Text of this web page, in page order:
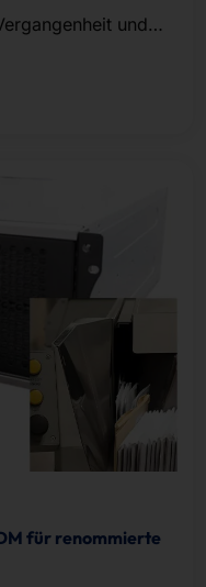
und
für renommierte